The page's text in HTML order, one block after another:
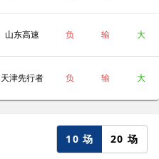
山东高速 负 输 大
天津先行者 负 输 大
10 场 20 场